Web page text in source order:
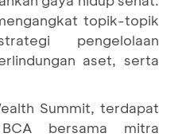
topik-topik
pengelolaan
aset, serta
Summit, terdapat
bersama mitra